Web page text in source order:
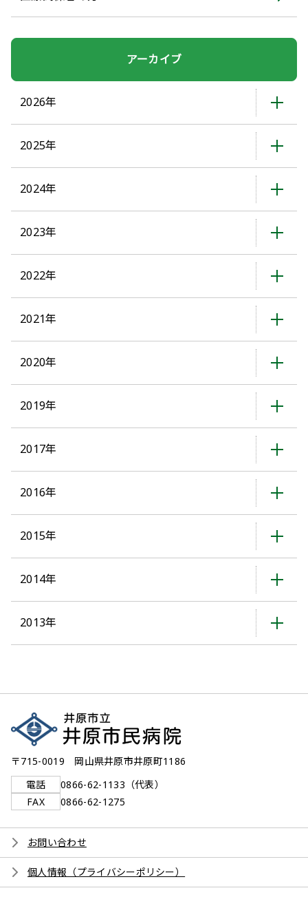
アーカイブ
2026年
2025年
2024年
2023年
2022年
2021年
2020年
2019年
2017年
2016年
2015年
2014年
2013年
〒715-0019 岡山県井原市井原町1186
電話
0866-62-1133（代表）
FAX
0866-62-1275
お問い合わせ
個人情報（プライバシーポリシー）